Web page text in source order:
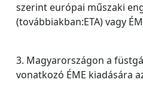
szerint európai műszaki
(továbbiakban:ETA) vagy
3. Magyarországon a
vonatkozó ÉME kiadására